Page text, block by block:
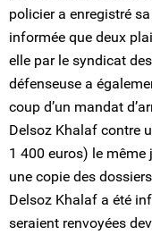
policier a enregistré
informée que deux
elle par le syndicat
défenseuse a
coup d’un mandat
Delsoz Khalaf contre
1 400 euros) le même
une copie des
Delsoz Khalaf a été
seraient renvoyées